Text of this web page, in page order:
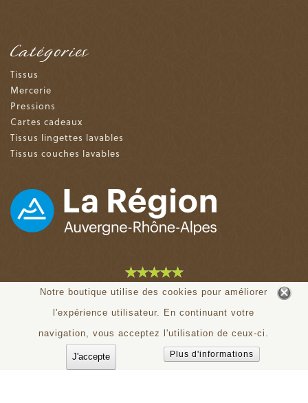
Notre boutique utilise des cookies pour améliorer
l'expérience utilisateur. En continuant votre
navigation, vous acceptez l'utilisation de ceux-ci.
Plus d'informations
Catégories
Tissus
Mercerie
Pressions
Cartes cadeaux
Tissus lingettes lavables
Tissus couches lavables
4.9 sur 5 (153 avis)